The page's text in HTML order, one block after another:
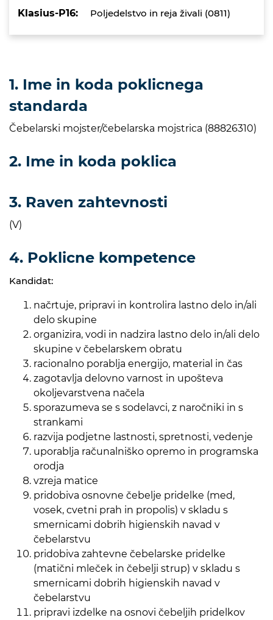
Klasius-P16: Poljedelstvo in reja živali (0811)
1. Ime in koda poklicnega
standarda
Čebelarski mojster/čebelarska mojstrica (88826310)
2. Ime in koda poklica
3. Raven zahtevnosti
(V)
4. Poklicne kompetence
Kandidat:
načrtuje, pripravi in kontrolira lastno delo in/ali
delo skupine
organizira, vodi in nadzira lastno delo in/ali delo
skupine v čebelarskem obratu
racionalno porablja energijo, material in čas
zagotavlja delovno varnost in upošteva
okoljevarstvena načela
sporazumeva se s sodelavci, z naročniki in s
strankami
razvija podjetne lastnosti, spretnosti, vedenje
uporablja računalniško opremo in programska
orodja
vzreja matice
pridobiva osnovne čebelje pridelke (med,
vosek, cvetni prah in propolis) v skladu s
smernicami dobrih higienskih navad v
čebelarstvu
pridobiva zahtevne čebelarske pridelke
(matični mleček in čebelji strup) v skladu s
smernicami dobrih higienskih navad v
čebelarstvu
pripravi izdelke na osnovi čebeljih pridelkov